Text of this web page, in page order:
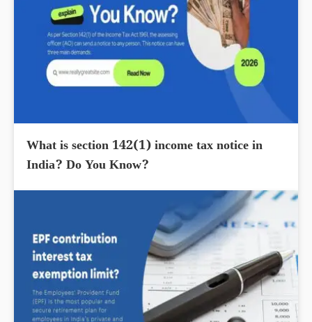
What is section 142(1) income tax notice in
India? Do You Know?